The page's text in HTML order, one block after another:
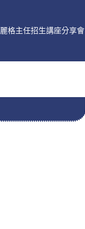
麗格主任招生講座分享會